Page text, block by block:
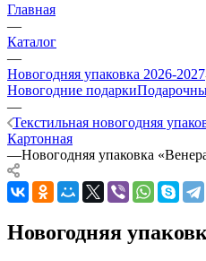
Главная
—
Каталог
—
Новогодняя упаковка 2026-2027
Новогодние подарки
—
Текстильная новогодняя
Картонная
—Новогодняя упаковка
Новогодняя